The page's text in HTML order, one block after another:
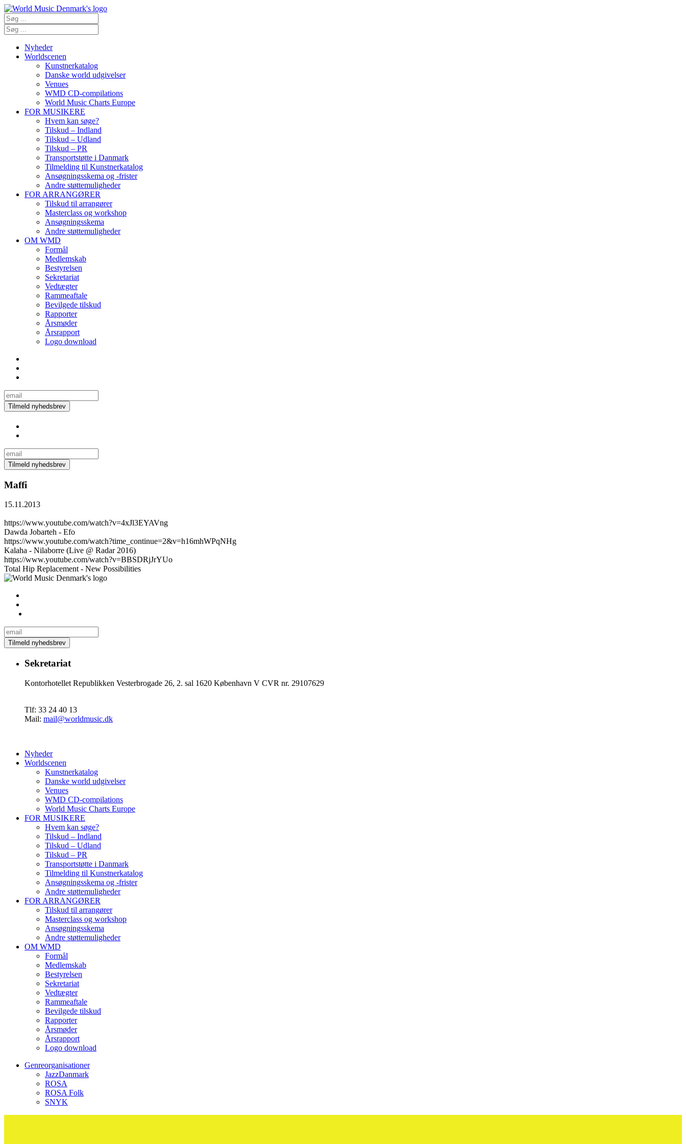
Nyheder
Worldscenen
Kunstnerkatalog
Danske world udgivelser
Venues
WMD CD-compilations
World Music Charts Europe
FOR MUSIKERE
Hvem kan søge?
Tilskud – Indland
Tilskud – Udland
Tilskud – PR
Transportstøtte i Danmark
Tilmelding til Kunstnerkatalog
Ansøgningsskema og -frister
Andre støttemuligheder
FOR ARRANGØRER
Tilskud til arrangører
Masterclass og workshop
Ansøgningsskema
Andre støttemuligheder
OM WMD
Formål
Medlemskab
Bestyrelsen
Sekretariat
Vedtægter
Rammeaftale
Bevilgede tilskud
Rapporter
Årsmøder
Årsrapport
Logo download
Maffi
15.11.2013
https://www.youtube.com/watch?v=4xJl3EYAVng
Dawda Jobarteh - Efo
https://www.youtube.com/watch?time_continue=2&v=h16mhWPqNHg
Kalaha - Nilaborre (Live @ Radar 2016)
https://www.youtube.com/watch?v=BBSDRjJrYUo
Total Hip Replacement - New Possibilities
Sekretariat
Kontorhotellet Republikken Vesterbrogade 26, 2. sal 1620 København V CVR nr. 29107629
Tlf: 33 24 40 13
Mail: mail@worldmusic.dk
Nyheder
Worldscenen
Kunstnerkatalog
Danske world udgivelser
Venues
WMD CD-compilations
World Music Charts Europe
FOR MUSIKERE
Hvem kan søge?
Tilskud – Indland
Tilskud – Udland
Tilskud – PR
Transportstøtte i Danmark
Tilmelding til Kunstnerkatalog
Ansøgningsskema og -frister
Andre støttemuligheder
FOR ARRANGØRER
Tilskud til arrangører
Masterclass og workshop
Ansøgningsskema
Andre støttemuligheder
OM WMD
Formål
Medlemskab
Bestyrelsen
Sekretariat
Vedtægter
Rammeaftale
Bevilgede tilskud
Rapporter
Årsmøder
Årsrapport
Logo download
Genreorganisationer
JazzDanmark
ROSA
ROSA Folk
SNYK